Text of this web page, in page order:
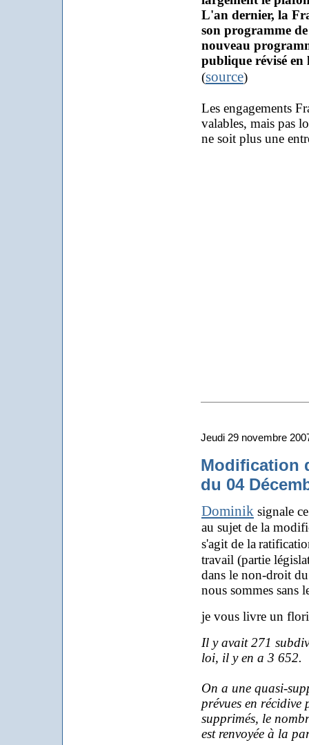
L'an dernier, la
son programme
nouveau
publique révisé en
(source)
Les engagements
valables, mais pas
ne soit plus une
Jeudi 29 novembre
Modification
du 04
Dominik signale
au sujet de la
s'agit de la
travail (partie
dans le non-droit
nous sommes sans
je vous livre un
Il y avait 271
loi, il y en a 3 652.
On a une quasi-
prévues en récidive
supprimés, le
est renvoyée à la